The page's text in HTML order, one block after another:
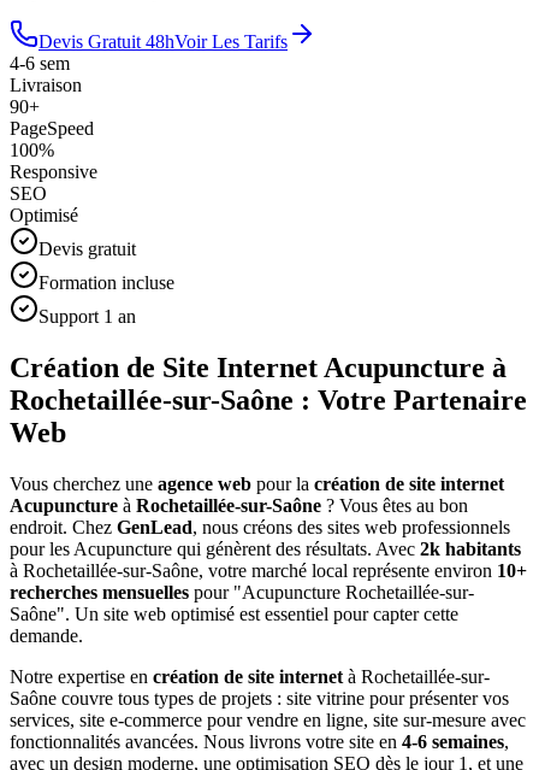
Devis Gratuit 48hVoir Les Tarifs
4-6 sem
Livraison
90+
PageSpeed
100%
Responsive
SEO
Optimisé
Devis gratuit
Formation incluse
Support 1 an
Création de Site Internet Acupuncture à
Rochetaillée-sur-Saône : Votre Partenaire
Web
Vous cherchez une agence web pour la création de site internet
Acupuncture à Rochetaillée-sur-Saône ? Vous êtes au bon
endroit. Chez GenLead, nous créons des sites web professionnels
pour les Acupuncture qui génèrent des résultats. Avec 2k habitants
à Rochetaillée-sur-Saône, votre marché local représente environ 10+
recherches mensuelles pour "Acupuncture Rochetaillée-sur-
Saône". Un site web optimisé est essentiel pour capter cette
demande.
Notre expertise en création de site internet à Rochetaillée-sur-
Saône couvre tous types de projets : site vitrine pour présenter vos
services, site e-commerce pour vendre en ligne, site sur-mesure avec
fonctionnalités avancées. Nous livrons votre site en 4-6 semaines,
avec un design moderne, une optimisation SEO dès le jour 1, et une